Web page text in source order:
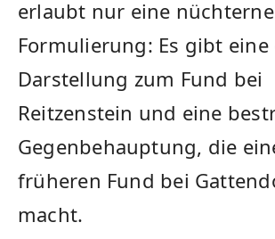
erlaubt nur eine nüchterne
Formulierung: Es gibt
Darstellung zum Fund bei
Reitzenstein und eine
Gegenbehauptung, die
früheren Fund bei
macht.